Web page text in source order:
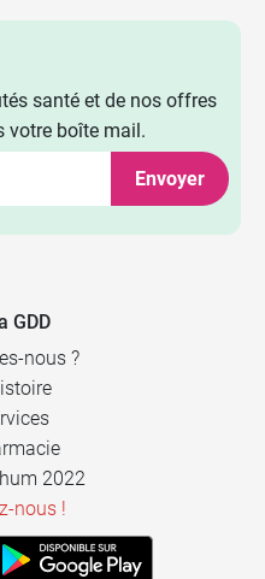
santé et de nos offres
votre boîte mail.
Envoyer
GDD
nous ?
2022
nous !